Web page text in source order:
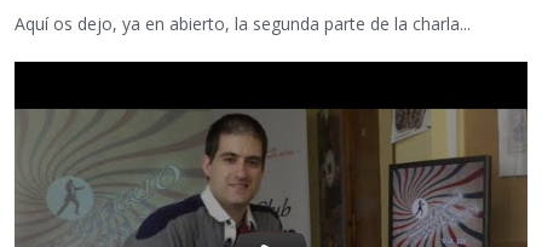
Aquí os dejo, ya en abierto, la segunda parte de la charla...